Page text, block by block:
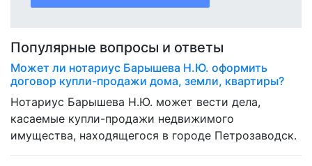
Популярные вопросы и ответы
Может ли нотариус Барышева Н.Ю. оформить
договор купли-продажи дома, земли, квартиры?
Нотариус Барышева Н.Ю. может вести дела,
касаемые купли-продажи недвижимого
имущества, находящегося в городе Петрозаводск.